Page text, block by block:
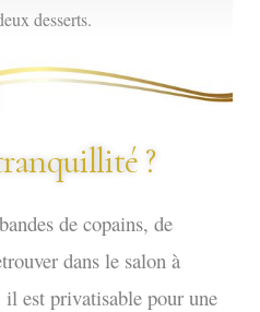
desserts.
?
de copains, de
dans le salon à
il est privatisable pour une